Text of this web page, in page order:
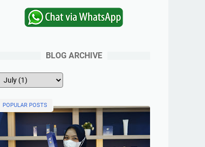
BLOG ARCHIVE
POPULAR POSTS